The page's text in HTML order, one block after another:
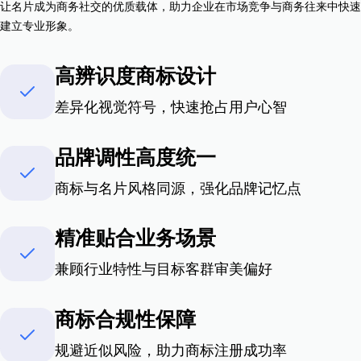
让名片成为商务社交的优质载体，助力企业在市场竞争与商务往来中快速
建立专业形象。
高辨识度商标设计
差异化视觉符号，快速抢占用户心智
品牌调性高度统一
商标与名片风格同源，强化品牌记忆点
精准贴合业务场景
兼顾行业特性与目标客群审美偏好
商标合规性保障
规避近似风险，助力商标注册成功率